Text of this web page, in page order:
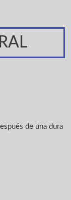
de una dura